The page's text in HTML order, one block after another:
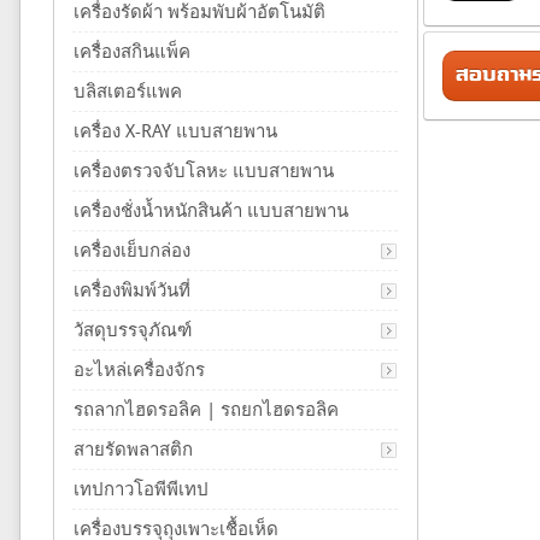
สอบถาม
เครื่องรัดผ้า พร้อมพับผ้าอัตโนมัติ
เครื่องสกินแพ็ค
บลิสเตอร์แพค
เครื่อง X-RAY แบบสายพาน
เครื่องตรวจจับโลหะ แบบสายพาน
เครื่องชั่งน้ำหนักสินค้า แบบสายพาน
เครื่องเย็บกล่อง
เครื่องพิมพ์วันที่
วัสดุบรรจุภัณฑ์
อะไหล่เครื่องจักร
รถลากไฮดรอลิค | รถยกไฮดรอลิค
สายรัดพลาสติก
เทปกาวโอพีพีเทป
เครื่องบรรจุถุงเพาะเชื้อเห็ด